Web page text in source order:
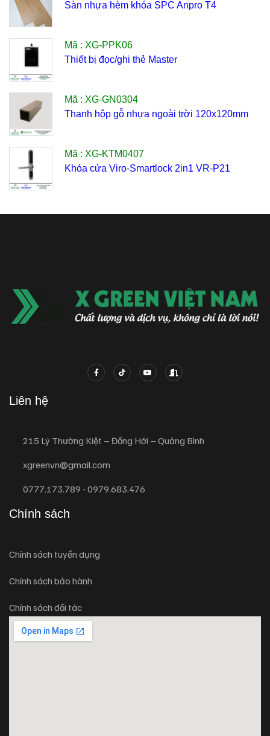
Sàn nhựa hèm khóa SPC Anpro T4
Mã : XG-PPK06
Thiết bị đọc/ghi thẻ Master
Mã : XG-GN0304
Thanh hộp gỗ nhựa ngoài trời 120x120mm
Mã : XG-KTM0407
Khóa cửa Viro-Smartlock 2in1 VR-P21
Liên hệ
215 Lý Thường Kiệt – Đồng Hới – Quảng Bình
xgreenvn@gmail.com
0777.173.789 - 0979.683.476
Chính sách
Chính sách tuyển dụng
Chính sách bảo hành
Chính sách đối tác